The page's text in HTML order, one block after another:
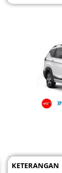
KETERANGAN